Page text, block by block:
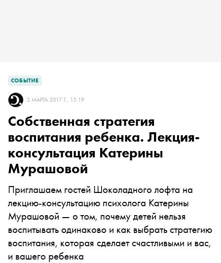
СОБЫТИЕ
2 МАРТА 2017 Г., 15:19
Собственная стратегия
воспитания ребенка. Лекция-
консультация Катерины
Мурашовой
Приглашаем гостей Шоколадного лофта на
лекцию-консультацию психолога Катерины
Мурашовой — о том, почему детей нельзя
воспитывать одинаково и как выбрать стратегию
воспитания, которая сделает счастливыми и вас,
и вашего ребенка